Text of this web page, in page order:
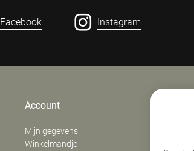
Facebook Instagram
Account
Mijn gegevens
Winkelmandje
E.